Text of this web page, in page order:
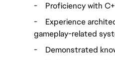
-
Proficiency with
-
Experience
gameplay-related
-
Demonstrated